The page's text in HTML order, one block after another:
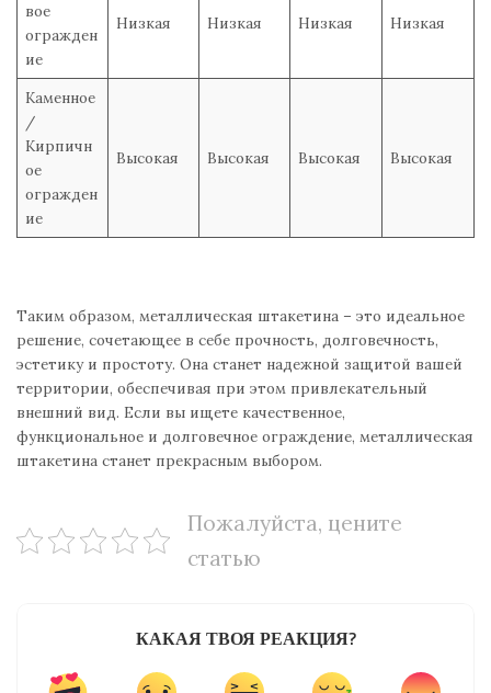
вое
огражден
ие
Низкая Низкая Низкая Низкая
Каменное
/
Кирпичн
ое
огражден
ие
Высокая Высокая Высокая Высокая
Таким образом, металлическая штакетина – это идеальное
решение, сочетающее в себе прочность, долговечность,
эстетику и простоту. Она станет надежной защитой вашей
территории, обеспечивая при этом привлекательный
внешний вид. Если вы ищете качественное,
функциональное и долговечное ограждение, металлическая
штакетина станет прекрасным выбором.
Пожалуйста, цените
статью
КАКАЯ ТВОЯ РЕАКЦИЯ?